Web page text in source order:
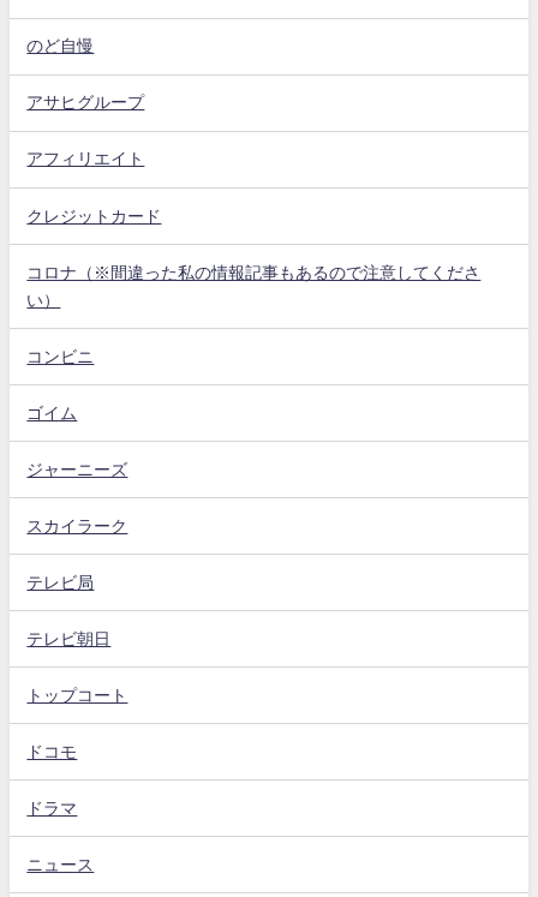
のど自慢
アサヒグループ
アフィリエイト
クレジットカード
コロナ（※間違った私の情報記事もあるので注意してくださ
い）
コンビニ
ゴイム
ジャーニーズ
スカイラーク
テレビ局
テレビ朝日
トップコート
ドコモ
ドラマ
ニュース